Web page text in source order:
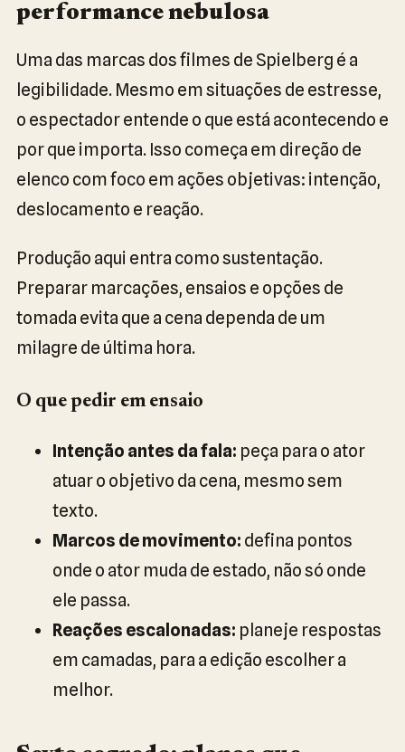
performance nebulosa
Uma das marcas dos filmes de Spielberg é a
legibilidade. Mesmo em situações de estresse,
o espectador entende o que está acontecendo e
por que importa. Isso começa em direção de
elenco com foco em ações objetivas: intenção,
deslocamento e reação.
Produção aqui entra como sustentação.
Preparar marcações, ensaios e opções de
tomada evita que a cena dependa de um
milagre de última hora.
O que pedir em ensaio
Intenção antes da fala: peça para o ator
atuar o objetivo da cena, mesmo sem
texto.
Marcos de movimento: defina pontos
onde o ator muda de estado, não só onde
ele passa.
Reações escalonadas: planeje respostas
em camadas, para a edição escolher a
melhor.